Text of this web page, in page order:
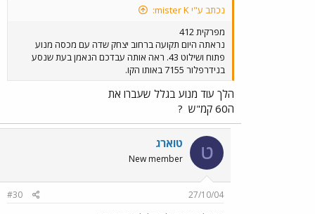
נכתב ע"י mister K:
מפרקית 412
נראתה היום תקועה ברחוב יצחק שדה עם מכסה מנוע
פתוח ושילוט 43. ראה אותה עבדכם הנאמן בעת שנסע
בנידרפלור 7155 באותו הקו.
הלך עוד מנוע בגלל שעברו את
ה60 קמ"ש
?
ט טוארג
New member
27/10/04
#30